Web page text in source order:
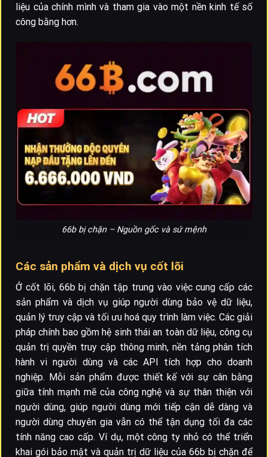
liệu của chính mình và tham gia vào một nền kinh tế số
công bằng hơn.
66b bị chặn – Nguồn gốc và sứ mệnh
Các sản phẩm và dịch vụ cốt lõi
Ở cốt lõi, 66b bị chặn tập trung vào việc cung cấp các
sản phẩm và dịch vụ giúp người dùng bảo vệ dữ liệu,
quản lý truy cập và tối ưu hoá quy trình làm việc. Các giải
pháp chính bao gồm hệ sinh thái an toàn dữ liệu, công cụ
quản trị quyền truy cập thông minh, nền tảng phân tích
hành vi người dùng và các API tích hợp cho doanh
nghiệp. Mỗi sản phẩm được thiết kế với sự cân bằng
giữa tính mạnh mẽ của công nghệ và sự thân thiện với
người dùng, giúp người dùng mới tiếp cận dễ dàng và
người dùng chuyên gia vẫn có thể tận dụng tối đa các
tính năng cao cấp. Ví dụ, một công ty nhỏ có thể triển
khai gói bảo mật và quản trị dữ liệu của 66b bị chặn để